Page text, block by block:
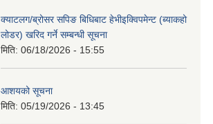
क्याटलग/ब्रोसर सपिङ बिधिबाट हेभीइक्विपमेन्ट (ब्याकहो
लोडर) खरिद गर्ने सम्बन्धी सूचना
मिति: 06/18/2026 - 15:55
आशयको सूचना
मिति: 05/19/2026 - 13:45